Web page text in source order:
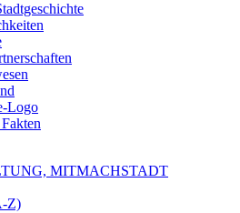
Logo
MITMACHSTADT
Z)